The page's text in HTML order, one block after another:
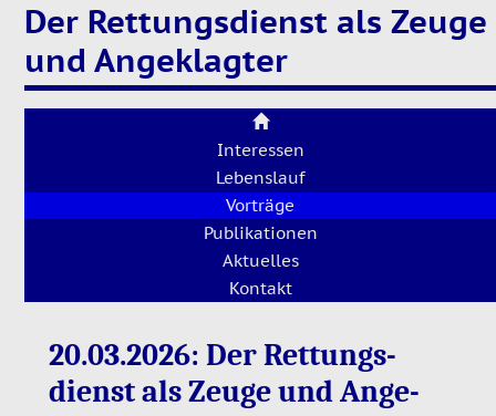
Der Rettungsdienst als Zeuge
und Angeklagter
Interessen
Lebenslauf
Vorträge
Publikationen
Aktuelles
Kontakt
20.03.2026: Der Ret­tungs­
dienst als Zeuge und An­ge­